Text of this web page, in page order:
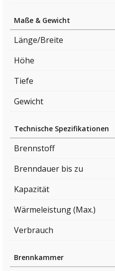
Maße & Gewicht
Länge/Breite
Höhe
Tiefe
Gewicht
Technische Spezifikationen
Brennstoff
Brenndauer bis zu
Kapazität
Wärmeleistung (Max.)
Verbrauch
Brennkammer